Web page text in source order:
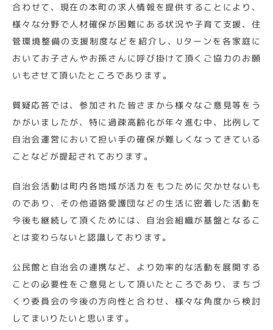
合わせて、現在の本町の求人情報を提供することにより、
様々な分野で人材確保が困難にある状況や子育て支援、住
管環境整備の支援制度などを紹介し、Uターンを各家庭に
おいてお子さんやお孫さんに呼び掛けて頂くご協力のお願
いもさせて頂いたところであります。
質疑応答では、参加された皆さまから様々なご意見等をう
かがいましたが、特に過疎高齢化が年々進む中、比例して
自治会運営において担い手の確保が難しくなってきている
ことなどが提起されております。
自治会活動は町内各地域が活力をもつために欠かせないも
のであり、その他道路愛護団などの生活に密着した活動を
今後も継続して頂くためには、自治会組織が基盤となるこ
とは変わらないと認識しております。
公民館と自治会の連携など、より効率的な活動を展開する
ことの必要性をご意見として頂いたところであり、まちづ
くり委員会の今後の方向性と合わせ、様々な角度から検討
してまいりたいと思います。